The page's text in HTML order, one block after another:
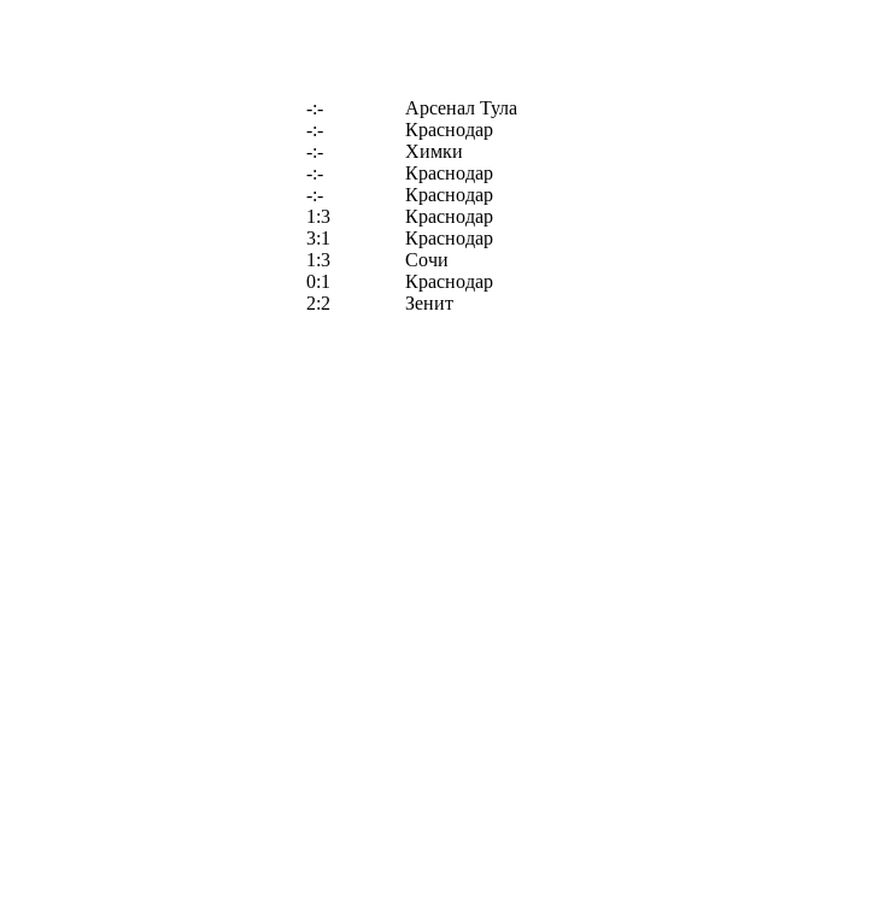
-:-
Арсенал Тула
-:-
Краснодар
-:-
Химки
-:-
Краснодар
-:-
Краснодар
1:3
Краснодар
3:1
Краснодар
1:3
Сочи
0:1
Краснодар
2:2
Зенит